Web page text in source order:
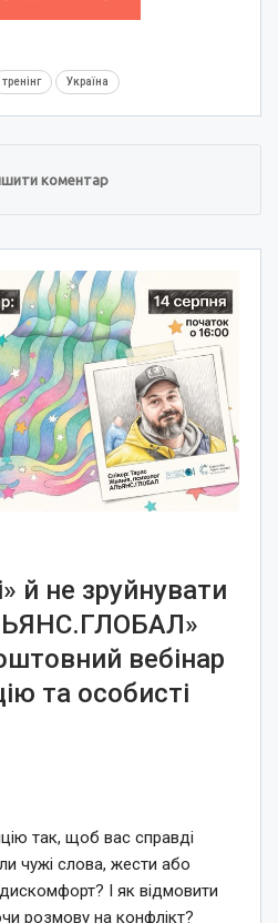
тренінг Україна
коментар
й не зруйнувати
вебінар
та особисті
так, щоб вас справді
чужі слова, жести або
І як відмовити
розмову на конфлікт?